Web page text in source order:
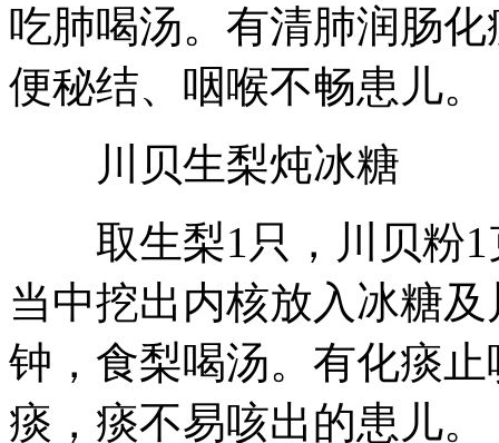
吃肺喝汤。有清肺润肠
便秘结、咽喉不畅患儿。
川贝生梨炖冰糖
取生梨1只，川贝粉1
当中挖出内核放入冰糖
钟，食梨喝汤。有化痰
痰，痰不易咳出的患儿。